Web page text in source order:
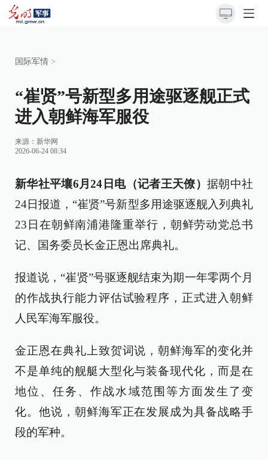
国际军情 >
“崔贤”号新型多用途驱逐舰正式
进入朝鲜海军服役
来源： 新华网
2026-06-24 08:34
新华社平壤6月24日电（记者王天僚） 据朝中社
24日报道，“崔贤”号新型多用途驱逐舰入列典礼
23日在朝鲜南浦港隆重举行，朝鲜劳动党总书
记、国务委员长金正恩出席典礼。
报道说，“崔贤”号驱逐舰结束为期一年零两个月
的作战执行能力评估试验程序，正式进入朝鲜
人民军海军服役。
金正恩在典礼上致贺词说，朝鲜海军的变化并
不是单纯的舰艇大型化与装备现代化，而是在
地位、任务、作战水域范围等方面发生了变
化。他说，朝鲜海军正在发展成为具备战略手
段的军种。